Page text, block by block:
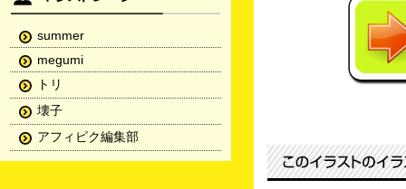
summer
megumi
トリ
壊子
アフィピク編集部